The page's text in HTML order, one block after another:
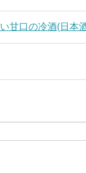
甘口の冷酒(日本